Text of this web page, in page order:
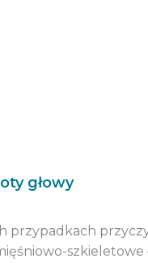
głowy
przypadkach